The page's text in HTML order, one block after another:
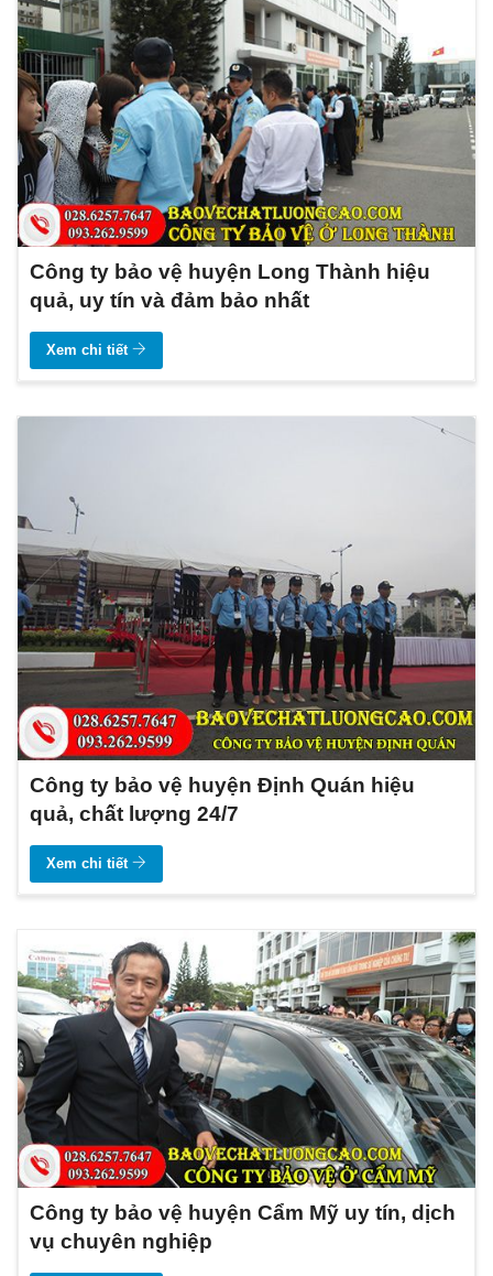
Công ty bảo vệ huyện Long Thành hiệu
quả, uy tín và đảm bảo nhất
Xem chi tiết
Công ty bảo vệ huyện Định Quán hiệu
quả, chất lượng 24/7
Xem chi tiết
Công ty bảo vệ huyện Cẩm Mỹ uy tín, dịch
vụ chuyên nghiệp